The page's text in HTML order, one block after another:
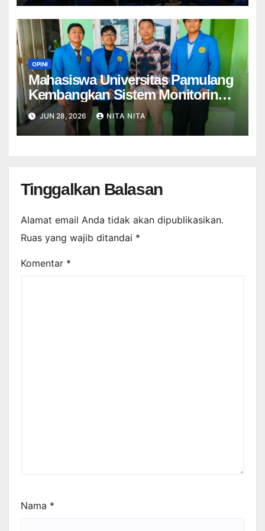
OPINI
Mahasiswa Universitas Pamulang
Kembangkan Sistem Monitoring
Kehadiran di SMP
Muhammadiyah 37 Parung
JUN 28, 2026 NITA NITA
Tinggalkan Balasan
Alamat email Anda tidak akan dipublikasikan.
Ruas yang wajib ditandai *
Komentar *
Nama *